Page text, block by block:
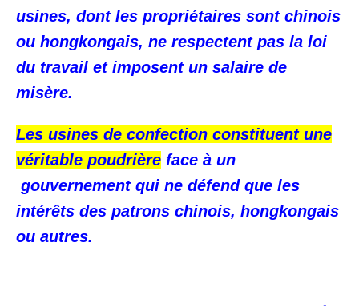
usines, dont les propriétaires sont chinois
ou hongkongais, ne respectent pas la loi
du travail et imposent un salaire de
misère.
Les usines de confection constituent une
véritable poudrière face à un
gouvernement qui ne défend que les
intérêts des patrons chinois, hongkongais
ou autres.